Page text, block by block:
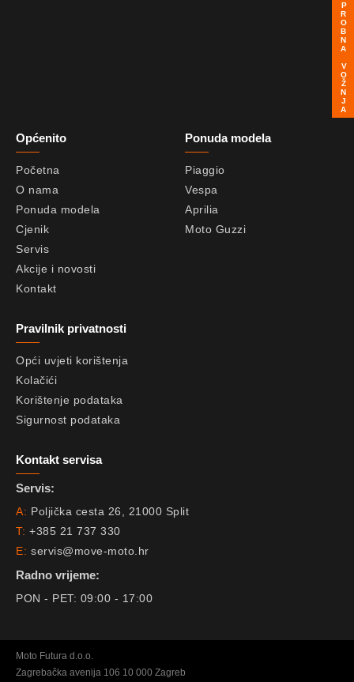
Općenito
Početna
O nama
Ponuda modela
Cjenik
Servis
Akcije i novosti
Kontakt
Ponuda modela
Piaggio
Vespa
Aprilia
Moto Guzzi
Pravilnik privatnosti
Opći uvjeti korištenja
Kolačići
Korištenje podataka
Sigurnost podataka
Kontakt servisa
Servis:
A: Poljička cesta 26, 21000 Split
T: +385 21 737 330
E: servis@move-moto.hr
Radno vrijeme:
PON - PET: 09:00 - 17:00
Moto Futura d.o.o.
Zagrebačka avenija 106 10 000 Zagreb
PROBNA VOŽNJA